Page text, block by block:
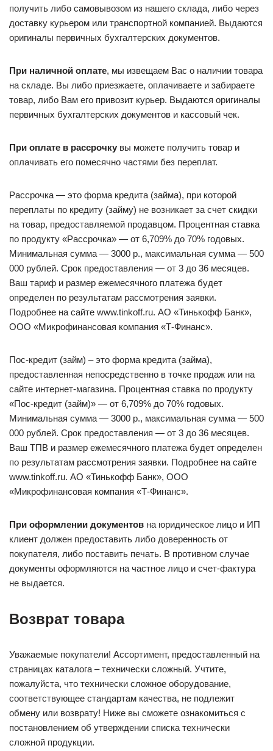
получить либо самовывозом из нашего склада, либо через
доставку курьером или транспортной компанией. Выдаются
оригиналы первичных бухгалтерских документов.
При наличной оплате, мы извещаем Вас о наличии товара
на складе. Вы либо приезжаете, оплачиваете и забираете
товар, либо Вам его привозит курьер. Выдаются оригиналы
первичных бухгалтерских документов и кассовый чек.
При оплате в рассрочку вы можете получить товар и
оплачивать его помесячно частями без переплат.
Рассрочка — это форма кредита (займа), при которой
переплаты по кредиту (займу) не возникает за счет скидки
на товар, предоставляемой продавцом. Процентная ставка
по продукту «Рассрочка» — от 6,709% до 70% годовых.
Минимальная сумма — 3000 р., максимальная сумма — 500
000 рублей. Срок предоставления — от 3 до 36 месяцев.
Ваш тариф и размер ежемесячного платежа будет
определен по результатам рассмотрения заявки.
Подробнее на сайте www.tinkoff.ru. АО «Тинькофф Банк»,
ООО «Микрофинансовая компания «Т-Финанс».
Пос-кредит (займ) – это форма кредита (займа),
предоставленная непосредственно в точке продаж или на
сайте интернет-магазина. Процентная ставка по продукту
«Пос-кредит (займ)» — от 6,709% до 70% годовых.
Минимальная сумма — 3000 р., максимальная сумма — 500
000 рублей. Срок предоставления — от 3 до 36 месяцев.
Ваш ТПВ и размер ежемесячного платежа будет определен
по результатам рассмотрения заявки. Подробнее на сайте
www.tinkoff.ru. АО «Тинькофф Банк», ООО
«Микрофинансовая компания «Т-Финанс».
При оформлении документов на юридическое лицо и ИП
клиент должен предоставить либо доверенность от
покупателя, либо поставить печать. В противном случае
документы оформляются на частное лицо и счет-фактура
не выдается.
Возврат товара
Уважаемые покупатели! Ассортимент, предоставленный на
страницах каталога – технически сложный. Учтите,
пожалуйста, что технически сложное оборудование,
соответствующее стандартам качества, не подлежит
обмену или возврату! Ниже вы сможете ознакомиться с
постановлением об утверждении списка технически
сложной продукции.